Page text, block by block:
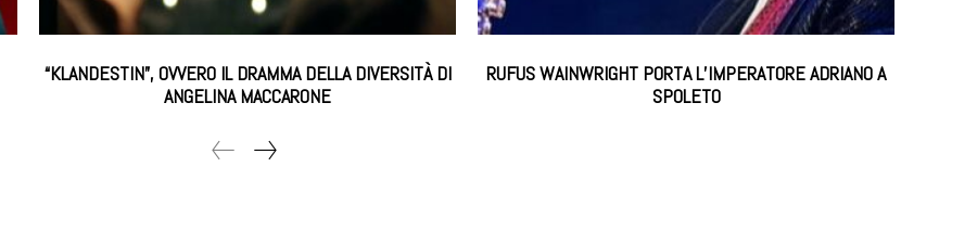
“KLANDESTIN”, OVVERO IL DRAMMA DELLA DIVERSITÀ DI
ANGELINA MACCARONE
RUFUS WAINWRIGHT PORTA L’IMPERATORE ADRIANO A
SPOLETO